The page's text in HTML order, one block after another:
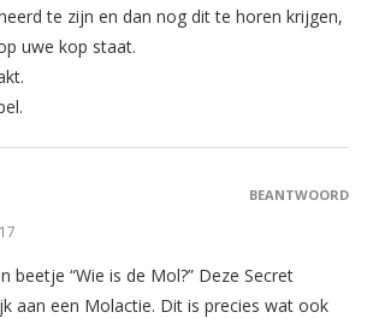
te zijn en dan nog dit te horen krijgen,
uwe kop staat.
beetje “Wie is de Mol?” Deze Secret
aan een Molactie. Dit is precies wat ook
BEANTWOORD